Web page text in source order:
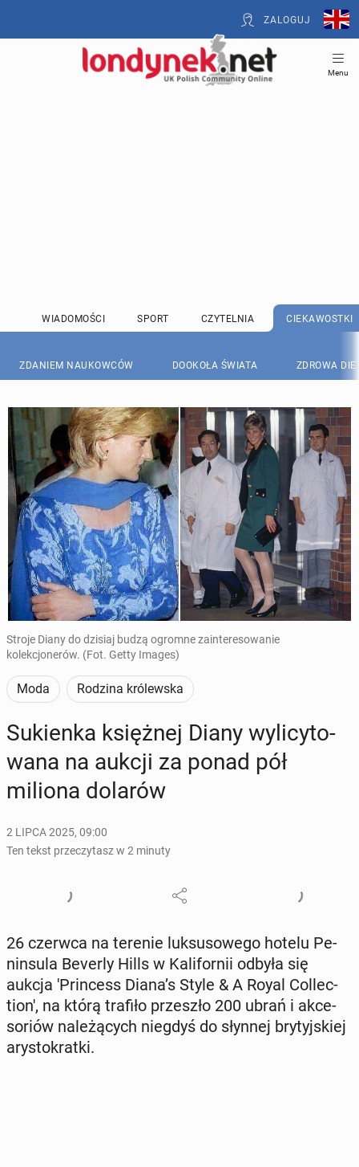
ZALOGUJ
Menu
WIADOMOŚCI SPORT CZYTELNIA CIEKAWOSTKI
ZDANIEM NAUKOWCÓW DOOKOŁA ŚWIATA ZDROWA
Stroje Diany do dzisiaj budzą ogromne zainteresowanie
kolekcjonerów. (Fot. Getty Images)
Moda Rodzina królewska
Su­kien­ka księż­nej Diany wy­li­cy­to­
wa­na na aukcji za ponad pół
miliona dolarów
2 LIPCA 2025, 09:00
Ten tekst przeczytasz w 2 minuty
26 czerwca na terenie luk­su­so­we­go hotelu Pe­
nin­su­la Beverly Hills w Ka­li­for­nii odbyła się
aukcja 'Prin­cess Diana’s Style & A Royal Col­lec­
tio­n', na którą trafiło prze­szło 200 ubrań i ak­ce­
so­riów na­le­żą­cych niegdyś do słynnej bry­tyj­skiej
ary­sto­krat­ki.